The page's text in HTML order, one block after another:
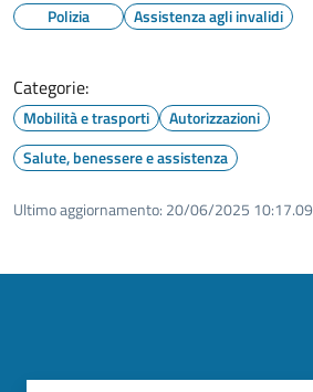
Polizia Assistenza agli invalidi
Categorie:
Mobilità e trasporti
Autorizzazioni
Salute, benessere e assistenza
Ultimo aggiornamento: 20/06/2025 10:17.09